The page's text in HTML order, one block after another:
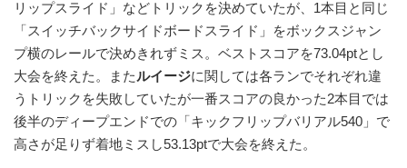
リップスライド」などトリックを決めていたが、1本目と同じ
「スイッチバックサイドボードスライド」をボックスジャン
プ横のレールで決めきれずミス。ベストスコアを73.04ptとし
大会を終えた。またルイージに関しては各ランでそれぞれ違
うトリックを失敗していたが一番スコアの良かった2本目では
後半のディープエンドでの「キックフリップバリアル540」で
高さが足りず着地ミスし53.13ptで大会を終えた。